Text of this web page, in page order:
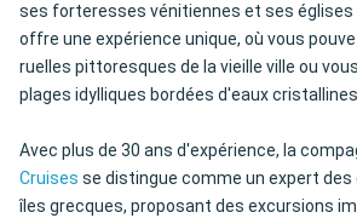
ses forteresses vénitiennes et ses églises
offre une expérience unique, où vous
ruelles pittoresques de la vieille ville ou
plages idylliques bordées d'eaux
Avec plus de 30 ans d'expérience, la
Cruises se distingue comme un expert des
îles grecques, proposant des excursions